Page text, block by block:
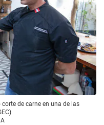
de carne en una de las